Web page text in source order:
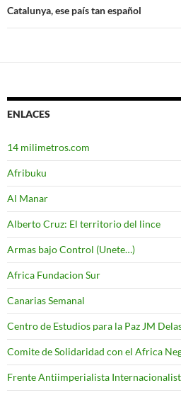
entradas
Catalunya, ese país tan español
ENLACES
14 milimetros.com
Afribuku
Al Manar
Alberto Cruz: El territorio del lince
Armas bajo Control (Unete…)
Africa Fundacion Sur
Canarias Semanal
Centro de Estudios para la Paz JM
Comite de Solidaridad con el Africa
Frente Antiimperialista